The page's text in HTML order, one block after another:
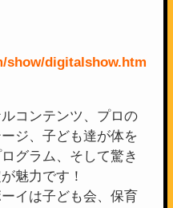
show/digitalshow.htm
コンテンツ、プロの
ジ、子ども達が体を
グラム、そして驚き
魅力です！
イは子ども会、保育